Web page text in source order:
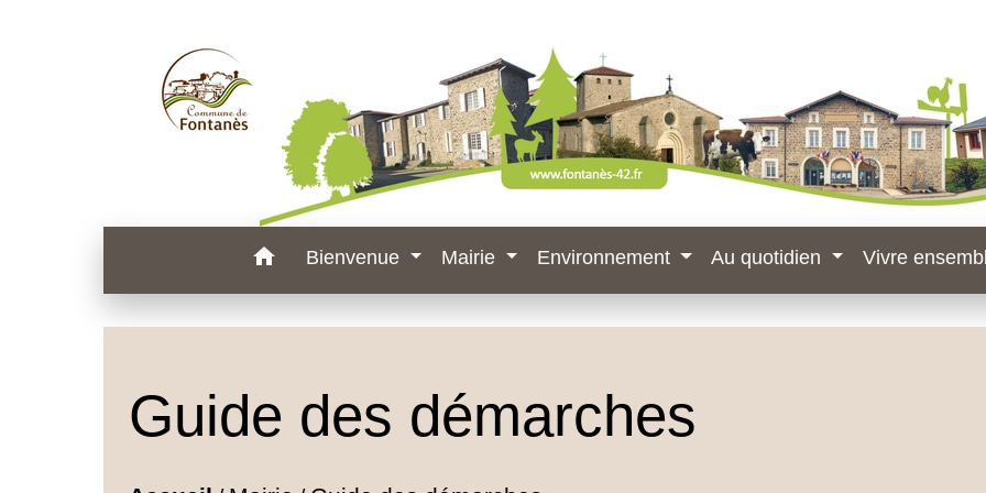
home Bienvenue Mairie Environnement Au quotidien Vivre
Guide des démarches